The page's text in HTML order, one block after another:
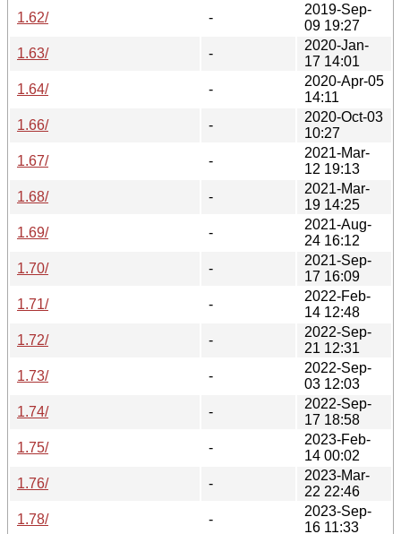
1.62/
-
2019-Sep-
09 19:27
1.63/
-
2020-Jan-
17 14:01
1.64/
-
2020-Apr-05
14:11
1.66/
-
2020-Oct-03
10:27
1.67/
-
2021-Mar-
12 19:13
1.68/
-
2021-Mar-
19 14:25
1.69/
-
2021-Aug-
24 16:12
1.70/
-
2021-Sep-
17 16:09
1.71/
-
2022-Feb-
14 12:48
1.72/
-
2022-Sep-
21 12:31
1.73/
-
2022-Sep-
03 12:03
1.74/
-
2022-Sep-
17 18:58
1.75/
-
2023-Feb-
14 00:02
1.76/
-
2023-Mar-
22 22:46
1.78/
-
2023-Sep-
16 11:33